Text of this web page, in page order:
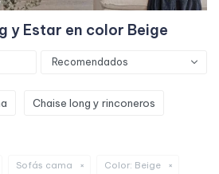
y Estar en color Beige
Recomendados
Chaise long y rinconeros
Sofás cama Color: Beige